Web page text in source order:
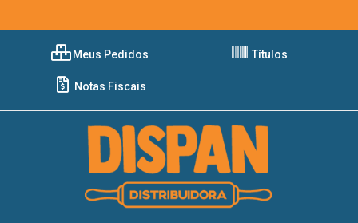
Meus Pedidos Títulos
Notas Fiscais